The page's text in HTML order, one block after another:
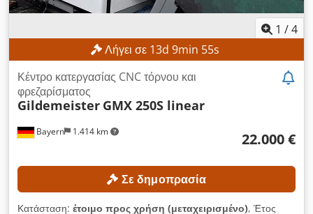
1 /4
Λήγει σε 13d 9min 53s
Bayern 1.414 km
Κέντρο κατεργασίας CNC τόρνου και
φρεζαρίσματος
Gildemeister GMX 250S linear
22.000 €
Σε δημοπρασία
Κατάσταση: έτοιμο προς χρήση (μεταχειρισμένο), Έτος